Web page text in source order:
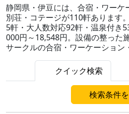
静岡県・伊豆には、合宿・ワーケ
別荘・コテージが110軒あります
5軒・大人数対応92軒・温泉付き
000円～18,548円。設備の整った
サークルの合宿・ワーケーション
クイック検索
検索条件を